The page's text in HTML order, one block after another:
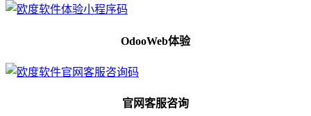
OdooWeb体验
官网客服咨询